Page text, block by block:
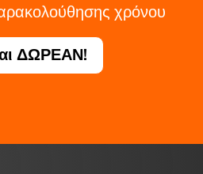
χρόνου
ΔΩΡΕΑΝ!